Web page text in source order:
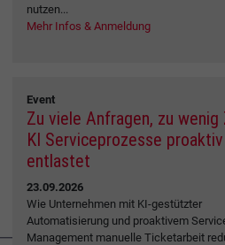
nutzen...
Mehr Infos & Anmeldung
Event
Zu viele Anfragen, zu wenig
KI Serviceprozesse proaktiv
entlastet
23.09.2026
Wie Unternehmen mit KI-gestützter
Automatisierung und proaktivem
Management manuelle Ticketarbeit